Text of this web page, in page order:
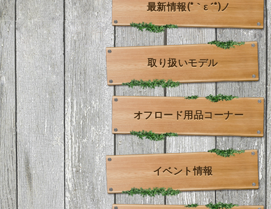
最新情報(*｀ε´*)ノ
取り扱いモデル
オフロード用品コーナー
イベント情報